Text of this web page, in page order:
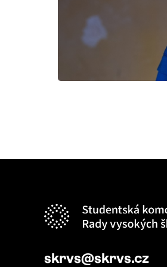
skrvs@skrvs.cz